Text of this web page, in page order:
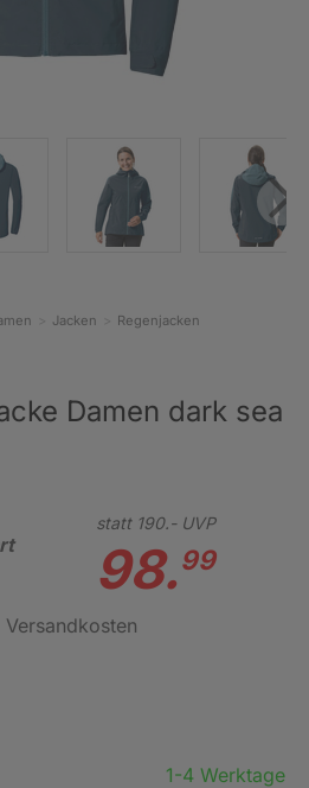
Jacken Regenjacken
Damen dark sea
statt 190.-UVP
98.99
1-4 Werktage